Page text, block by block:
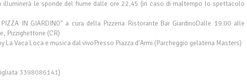
le sponde del fiume dalle ore 22.45 (in caso di maltempo lo spettacolo
IN GIARDINO" a cura della Pizzeria Ristorante Bar GiardinoDalle 19.00 alle
Pizzighettone (CR)
La Vaca Loca e musica dal vivoPresso Piazza d'Armi (Parcheggio gelateria Masters)
3398086141)